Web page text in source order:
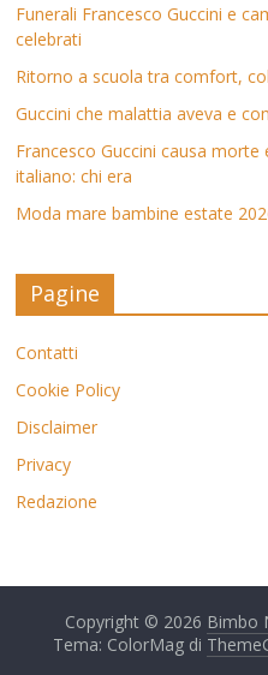
Funerali Francesco Guccini e
celebrati
Ritorno a scuola tra comfort,
Guccini che malattia aveva e
Francesco Guccini causa
italiano: chi era
Moda mare bambine estate
Pagine
Contatti
Cookie Policy
Disclaimer
Privacy
Redazione
Copyright © 2026 Bimbo
Tema: ColorMag di